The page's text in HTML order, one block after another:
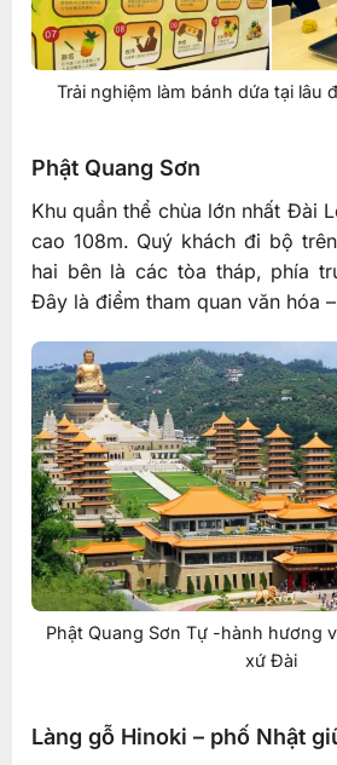
Trải nghiệm làm bánh dứa tại lâu
Phật Quang Sơn
Khu quần thể chùa lớn nhất Đài
cao 108m. Quý khách đi bộ
hai bên là các tòa tháp, phía
Đây là điểm tham quan văn hóa
Phật Quang Sơn Tự -hành hương
xứ Đài
Làng gỗ Hinoki – phố Nhật